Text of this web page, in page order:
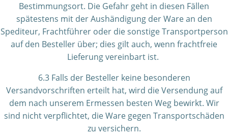
Bestimmungsort. Die Gefahr geht in diesen Fällen
spätestens mit der Aushändigung der Ware an den
Spediteur, Frachtführer oder die sonstige Transportperson
auf den Besteller über; dies gilt auch, wenn frachtfreie
Lieferung vereinbart ist.
6.3 Falls der Besteller keine besonderen
Versandvorschriften erteilt hat, wird die Versendung auf
dem nach unserem Ermessen besten Weg bewirkt. Wir
sind nicht verpflichtet, die Ware gegen Transportschäden
zu versichern.